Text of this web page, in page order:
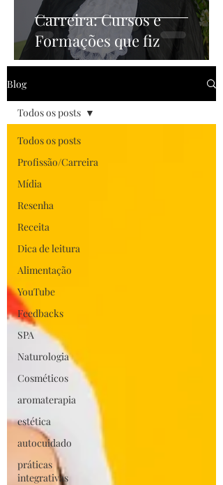
Carreira: Cursos e
Formações que fiz
Blog
Todos os posts
Profissão/Carreira
Mídia
Resenha
Receita
Dica de leitura
Alimentação
YouTube
Feedbacks
SPA
Naturologia
Cosméticos
aromaterapia
estética
autocuidado
práticas
integrativas
Todos os posts